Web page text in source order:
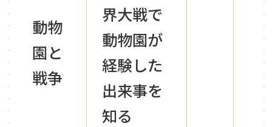
動物
園と
戦争
界大戦で
動物園が
経験した
出来事を
知る